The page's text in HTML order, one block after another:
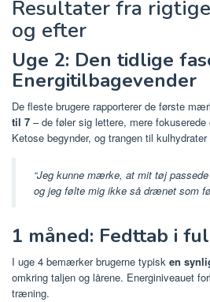
Resultater fra
og efter
Uge 2: Den tidlige
Energitilbagevender
De fleste brugere rapporterer de første
til 7 – de føler sig lettere, mere fokuserede
Ketose begynder, og trangen til
“Jeg kunne mærke, at mit tøj
og jeg følte mig ikke så drænet som
1 måned: Fedttab i
I uge 4 bemærker brugerne typisk en
omkring taljen og lårene. Energiniveauet
træning.